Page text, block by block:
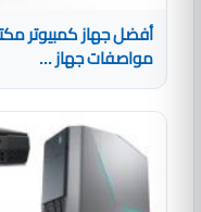
مواصفات جهاز ...